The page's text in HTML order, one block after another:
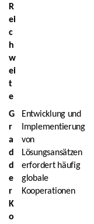
R
ei
c
h
w
ei
t
e
G
r
a
d
d
e
r
K
o
Entwicklung und
Implementierung
von
Lösungsansätzen
erfordert häufig
globale
Kooperationen